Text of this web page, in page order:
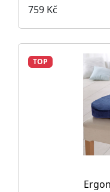
759 Kč
TOP